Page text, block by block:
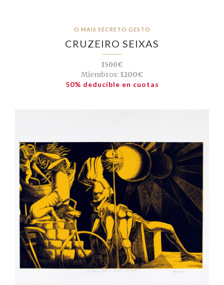
O MAIS SECRETO GESTO
CRUZEIRO SEIXAS
1500€
Miembros: 1200€
50% deducible en cuotas